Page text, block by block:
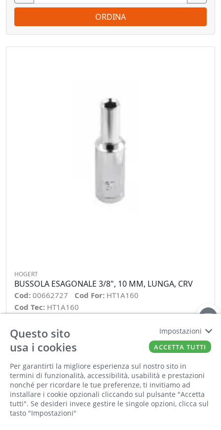
ORDINA
HOGERT
BUSSOLA ESAGONALE 3/8", 10 MM, LUNGA, CRV
Cod: 00662727 Cod For: HT1A160
Cod Tec: HT1A160
− +
ORDINA
Questo sito
usa i cookies
Per garantirti la migliore esperienza sul nostro sito in
termini di funzionalità, accessibilità, usabilità e prestazioni
nonché per ricordare le tue preferenze, ti invitiamo ad
installare i cookie opzionali cliccando sul pulsante "Accetta
tutti". Se desideri invece gestire le singole opzioni, clicca sul
tasto "Impostazioni"
Impostazioni
ACCETTA TUTTI